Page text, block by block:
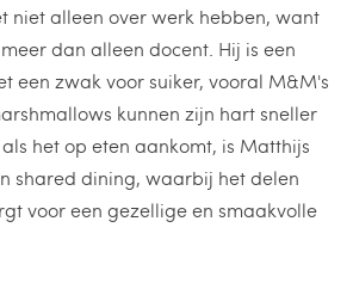
niet alleen over werk hebben, want
dan alleen docent. Hij is een
een zwak voor suiker, vooral M&M's
kunnen zijn hart sneller
het op eten aankomt, is Matthijs
shared dining, waarbij het delen
voor een gezellige en smaakvolle